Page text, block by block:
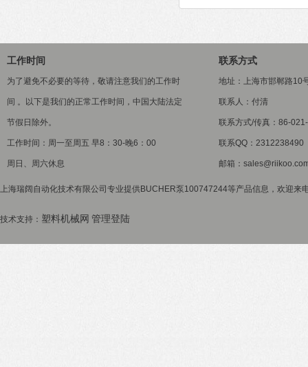
工作时间
为了避免不必要的等待，敬请注意我们的工作时
间 。以下是我们的正常工作时间，中国大陆法定
节假日除外。
工作时间：周一至周五 早8：30-晚6：00
周日、周六休息
联系方式
地址：上海市邯郸路10
联系人：付清
联系方式/传真：86-
联系QQ：2312238490
邮箱：
上海瑞阔自动化技术有限公司专业提供BUCHER泵100747244等产品信息，欢迎来
技术支持： 塑料机械网 管理登陆